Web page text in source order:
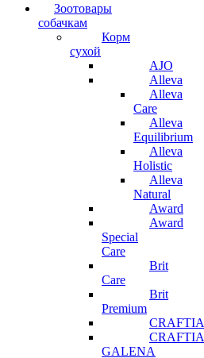
Зоотовары
собачкам
Корм
сухой
AJO
Alleva
Alleva
Care
Alleva
Equilibrium
Alleva
Holistic
Alleva
Natural
Award
Award
Special
Care
Brit
Care
Brit
Premium
CRAFTIA
CRAFTIA
GALENA